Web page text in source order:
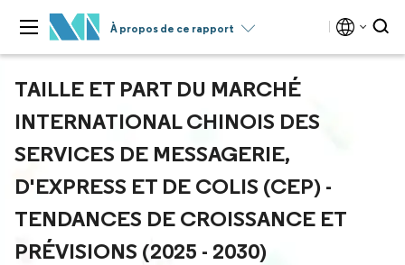
À propos de ce rapport
TAILLE ET PART DU MARCHÉ
INTERNATIONAL CHINOIS DES
SERVICES DE MESSAGERIE,
D'EXPRESS ET DE COLIS (CEP) -
TENDANCES DE CROISSANCE ET
PRÉVISIONS (2025 - 2030)